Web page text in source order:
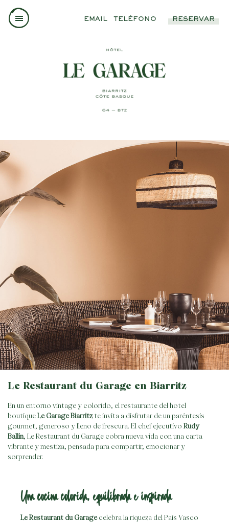
EMAIL TELÉFONO RESERVAR
Le Restaurant du Garage en Biarritz
En un entorno vintage y colorido, el restaurante del hotel
boutiqueLe Garage Biarritzte invita a disfrutar de un paréntesis
gourmet, generoso y lleno de frescura. El chef ejecutivo Rudy
Ballin, Le Restaurant du Garage cobra nueva vida con una carta
vibrante y mestiza, pensada para compartir, emocionar y
sorprender.
Una cocina colorida, equilibrada e inspirada
Le Restaurant du Garagecelebra la riqueza del País Vasco